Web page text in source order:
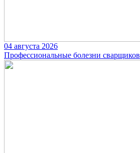
04 августа 2026
Профессиональные болезни сварщиков